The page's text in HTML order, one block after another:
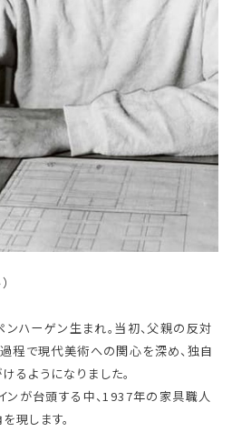
ンハーゲン生まれ。当初、父親の反対
程で現代美術への関心を深め、独自
るようになりました。
が台頭する中、1937年の家具職人
現します。